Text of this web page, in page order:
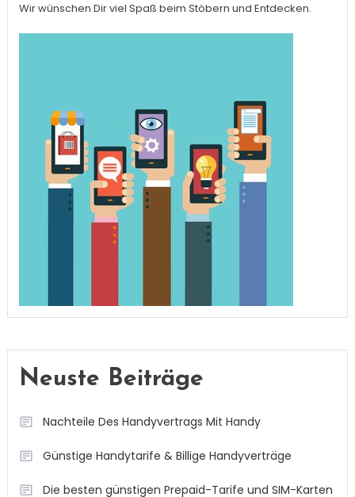
Wir wünschen Dir viel Spaß beim Stöbern und Entdecken.
Neuste Beiträge
Nachteile Des Handyvertrags Mit Handy
Günstige Handytarife & Billige Handyverträge
Die besten günstigen Prepaid-Tarife und SIM-Karten